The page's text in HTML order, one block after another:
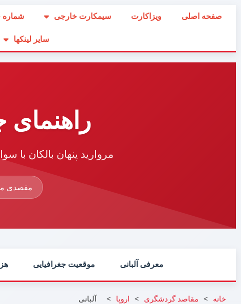
صفحه اصلی ویزاکارت سیمکارت خارجی شماره
سایر لینکها
راهنمای
مروارید پنهان بالکان
مقصدی
معرفی آلبانی موقعیت جغرافیایی
خانه > مقاصد گردشگری > اروپا > آلبانی